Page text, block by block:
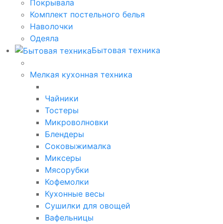
Покрывала
Комплект постельного белья
Наволочки
Одеяла
Бытовая техника
Мелкая кухонная техника
Чайники
Тостеры
Микроволновки
Блендеры
Соковыжималка
Миксеры
Мясорубки
Кофемолки
Кухонные весы
Сушилки для овощей
Вафельницы